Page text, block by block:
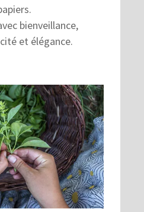
bienveillance,
et élégance.